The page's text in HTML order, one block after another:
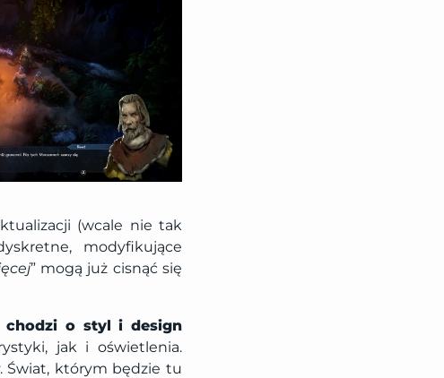
(wcale nie tak
modyfikujące
” mogą już cisnąć się
chodzi o styl i design
jak i oświetlenia.
Świat, którym będzie tu